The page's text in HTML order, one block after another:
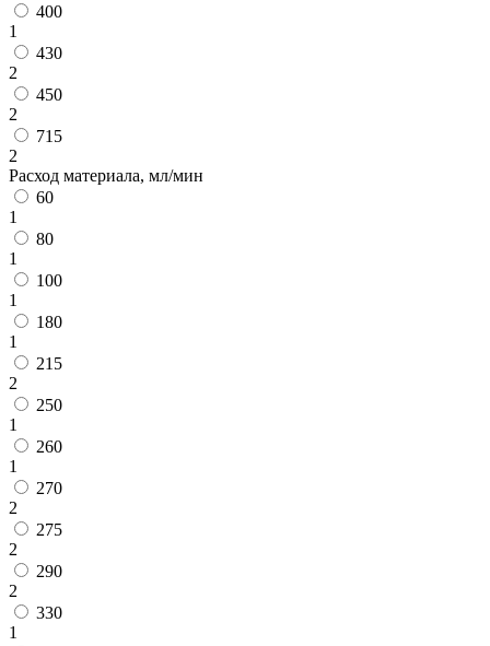
400
1
430
2
450
2
715
2
Расход материала, мл/мин
60
1
80
1
100
1
180
1
215
2
250
1
260
1
270
2
275
2
290
2
330
1